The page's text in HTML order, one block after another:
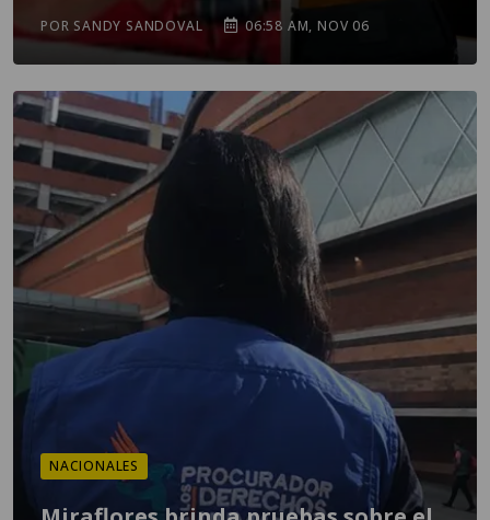
POR SANDY SANDOVAL 06:58 AM, NOV 06
NACIONALES